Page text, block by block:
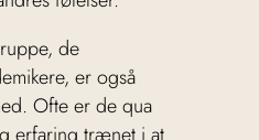
de
er også
Ofte er de qua